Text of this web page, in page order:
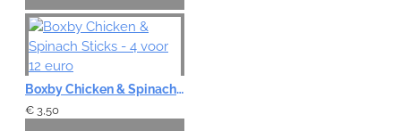
Boxby Chicken & Spinach Sticks - 4 voor 12 euro
€ 3,50